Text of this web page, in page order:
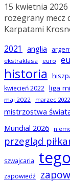
15 kwietnia
rozegrany mecz
Karpatami
2021
anglia
ekstraklasa
euro
historia
kwiecień 2022 liga
maj 2022
marzec 2022
mistrzostwa
Mundial 2026
przegląd
szwajcaria
zapowiedź